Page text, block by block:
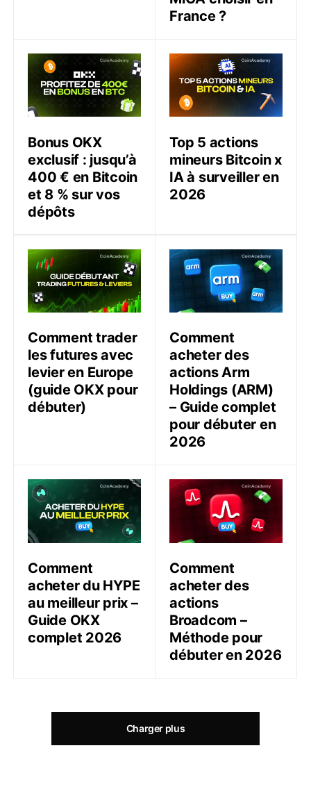
France ?
Bonus OKX exclusif : jusqu’à 400 € en Bitcoin et 8 %
Bonus OKX
exclusif : jusqu’à
400 € en Bitcoin
et 8 % sur vos
dépôts
Top 5 actions mineurs
Top 5 actions
mineurs Bitcoin x
IA à surveiller en
2026
Comment trader les futures avec levier en Europe
Comment trader
les futures avec
levier en Europe
(guide OKX pour
débuter)
Comment acheter des
Comment
acheter des
actions Arm
Holdings (ARM)
– Guide complet
pour débuter en
2026
Comment acheter du HYPE au meilleur prix – Guide
Comment
acheter du HYPE
au meilleur prix –
Guide OKX
complet 2026
Comment acheter des
Comment
acheter des
actions
Broadcom –
Méthode pour
débuter en 2026
Charger plus